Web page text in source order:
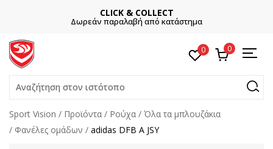
CLICK & COLLECT
Δωρεάν παραλαβή από κατάστημα
0 0
Αναζήτηση στον ιστότοπο
Sport Vision Προϊόντα Ρούχα
Όλα τα μπλουζάκια
Φανέλες ομάδων
adidas DFB A JSY